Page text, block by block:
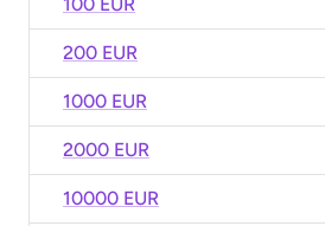
100 EUR
200 EUR
1000 EUR
2000 EUR
10000 EUR